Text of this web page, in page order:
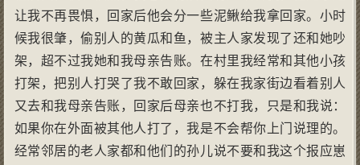
让我不再畏惧，回家后他会分一些泥鳅给我拿回家。小时
候我很肇，偷别人的黄瓜和鱼，被主人家发现了还和她吵
架，超不过我她和我母亲告账。在村里我经常和其他小孩
打架，把别人打哭了我不敢回家，躲在我家街边看着别人
又去和我母亲告账，回家后母亲也不打我，只是和我说：
如果你在外面被其他人打了，我是不会帮你上门说理的。
经常邻居的老人家都和他们的孙儿说不要和我这个报应崽